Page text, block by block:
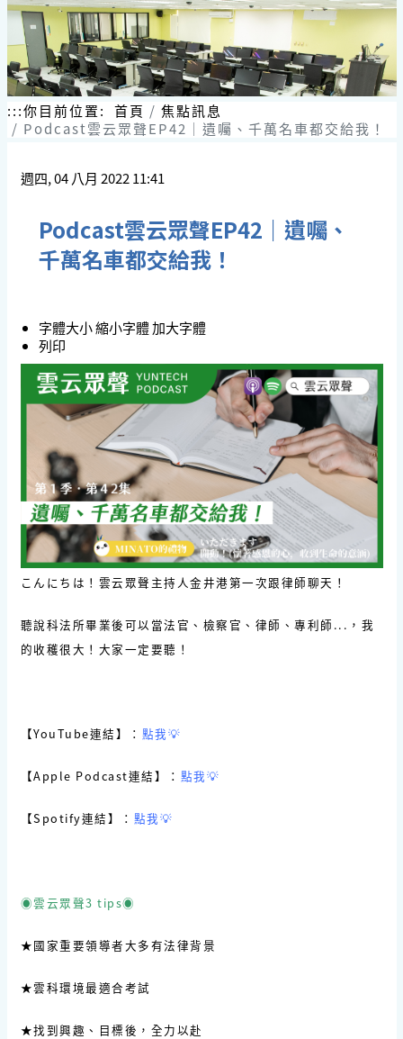
:::你目前位置: 首頁
焦點訊息
Podcast雲云眾聲EP42｜遺囑、千萬名車都交給我！
週四, 04 八月 2022 11:41
Podcast雲云眾聲EP42｜遺囑、
千萬名車都交給我！
字體大小縮小字體加大字體
列印
こんにちは！雲云眾聲主持人金井港第一次跟律師聊天！
聽說科法所畢業後可以當法官、檢察官、律師、專利師...，我
的收穫很大！大家一定要聽！
【YouTube連結】： 點我💡
【Apple Podcast連結】： 點我💡
【Spotify連結】： 點我💡
◉雲云眾聲3 tips◉
★國家重要領導者大多有法律背景
★雲科環境最適合考試
★找到興趣、目標後，全力以赴